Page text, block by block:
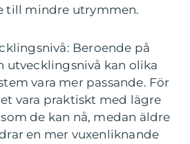
till mindre utrymmen.
Beroende på
utvecklingsnivå kan olika
vara mer passande. För
vara praktiskt med lägre
de kan nå, medan äldre
en mer vuxenliknande